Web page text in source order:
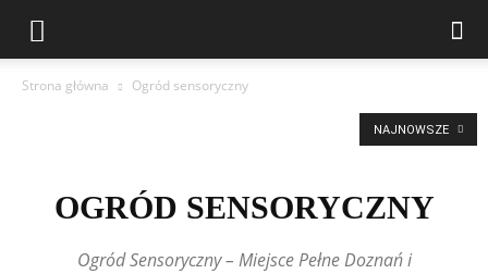
Strona główna Ogród sensoryczny
OGRÓD SENSORYCZNY
Ogród Sensoryczny – Miejsce Pełne Doznań i
NAJNOWSZE